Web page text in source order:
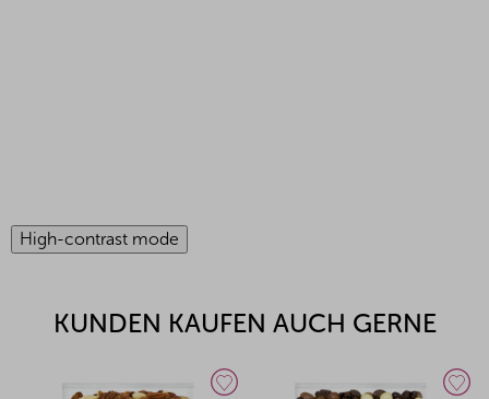
High-contrast mode
KUNDEN KAUFEN AUCH GERNE